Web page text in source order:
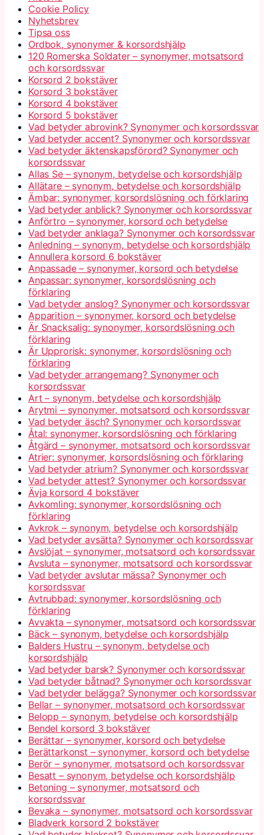
Cookie Policy
Nyhetsbrev
Tipsa oss
Ordbok, synonymer & korsordshjälp
120 Romerska Soldater – synonymer, motsatsord
och korsordssvar
Korsord 2 bokstäver
Korsord 3 bokstäver
Korsord 4 bokstäver
Korsord 5 bokstäver
Vad betyder abrovink? Synonymer och korsordssvar
Vad betyder accent? Synonymer och korsordssvar
Vad betyder äktenskapsförord? Synonymer och
korsordssvar
Allas Se – synonym, betydelse och korsordshjälp
Allätare – synonym, betydelse och korsordshjälp
Ämbar: synonymer, korsordslösning och förklaring
Vad betyder anblick? Synonymer och korsordssvar
Anförtro – synonymer, korsord och betydelse
Vad betyder anklaga? Synonymer och korsordssvar
Anledning – synonym, betydelse och korsordshjälp
Annullera korsord 6 bokstäver
Anpassade – synonymer, korsord och betydelse
Anpassar: synonymer, korsordslösning och
förklaring
Vad betyder anslog? Synonymer och korsordssvar
Apparition – synonymer, korsord och betydelse
Är Snacksalig: synonymer, korsordslösning och
förklaring
Är Upprorisk: synonymer, korsordslösning och
förklaring
Vad betyder arrangemang? Synonymer och
korsordssvar
Art – synonym, betydelse och korsordshjälp
Arytmi – synonymer, motsatsord och korsordssvar
Vad betyder äsch? Synonymer och korsordssvar
Åtal: synonymer, korsordslösning och förklaring
Åtgärd – synonymer, motsatsord och korsordssvar
Atrier: synonymer, korsordslösning och förklaring
Vad betyder atrium? Synonymer och korsordssvar
Vad betyder attest? Synonymer och korsordssvar
Ävja korsord 4 bokstäver
Avkomling: synonymer, korsordslösning och
förklaring
Avkrok – synonym, betydelse och korsordshjälp
Vad betyder avsätta? Synonymer och korsordssvar
Avslöjat – synonymer, motsatsord och korsordssvar
Avsluta – synonymer, motsatsord och korsordssvar
Vad betyder avslutar mässa? Synonymer och
korsordssvar
Avtrubbad: synonymer, korsordslösning och
förklaring
Avvakta – synonymer, motsatsord och korsordssvar
Bäck – synonym, betydelse och korsordshjälp
Balders Hustru – synonym, betydelse och
korsordshjälp
Vad betyder barsk? Synonymer och korsordssvar
Vad betyder båtnad? Synonymer och korsordssvar
Vad betyder belägga? Synonymer och korsordssvar
Bellar – synonymer, motsatsord och korsordssvar
Belopp – synonym, betydelse och korsordshjälp
Bendel korsord 3 bokstäver
Berättar – synonymer, korsord och betydelse
Berättarkonst – synonymer, korsord och betydelse
Berör – synonymer, motsatsord och korsordssvar
Besatt – synonym, betydelse och korsordshjälp
Betoning – synonymer, motsatsord och
korsordssvar
Bevaka – synonymer, motsatsord och korsordssvar
Bladverk korsord 2 bokstäver